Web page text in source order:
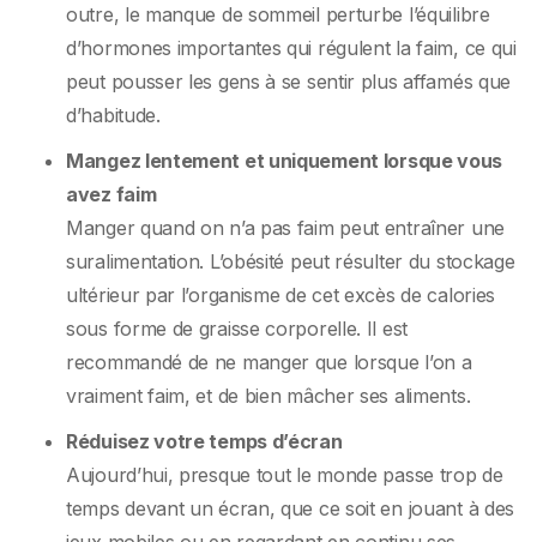
outre, le manque de sommeil perturbe l’équilibre
d’hormones importantes qui régulent la faim, ce qui
peut pousser les gens à se sentir plus affamés que
d’habitude.
Mangez lentement et uniquement lorsque vous
avez faim
Manger quand on n’a pas faim peut entraîner une
suralimentation. L’obésité peut résulter du stockage
ultérieur par l’organisme de cet excès de calories
sous forme de graisse corporelle. Il est
recommandé de ne manger que lorsque l’on a
vraiment faim, et de bien mâcher ses aliments.
Réduisez votre temps d’écran
Aujourd’hui, presque tout le monde passe trop de
temps devant un écran, que ce soit en jouant à des